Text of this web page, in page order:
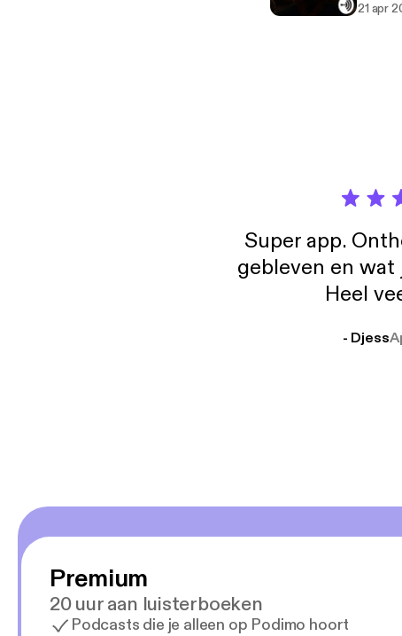
21 apr
Super app.
gebleven en
Heel
- Djess
Premium
20 uur aan luisterboeken
Podcasts die je alleen op Podimo hoort